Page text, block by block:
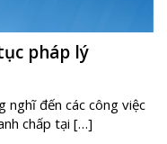
pháp lý
nghĩ đến các công việc
chấp tại […]